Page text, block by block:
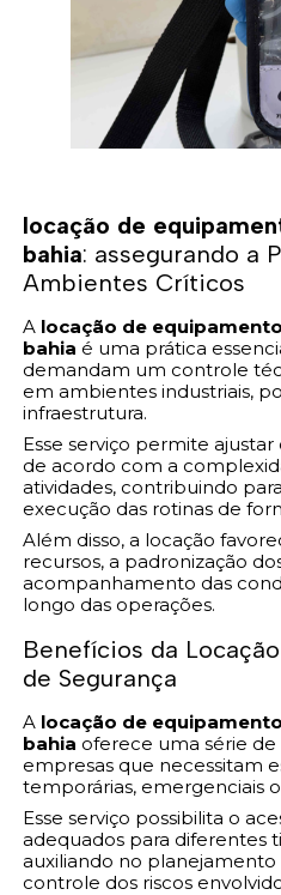
locação de
bahia: assegurando a
Ambientes Críticos
A locação de
bahia é uma prática
demandam um controle
em ambientes industriais,
infraestrutura.
Esse serviço permite
de acordo com a
atividades, contribuindo
execução das rotinas de
Além disso, a locação
recursos, a padronização
acompanhamento das
longo das operações.
Benefícios da
de Segurança
A locação de
bahia oferece uma série
empresas que necessitam
temporárias, emergenciais
Esse serviço possibilita o
adequados para diferentes
auxiliando no
controle dos riscos